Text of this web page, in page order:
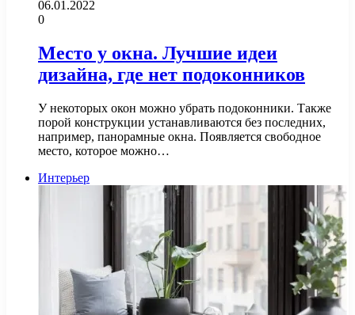
06.01.2022
0
Место у окна. Лучшие идеи
дизайна, где нет подоконников
У некоторых окон можно убрать подоконники. Также
порой конструкции устанавливаются без последних,
например, панорамные окна. Появляется свободное
место, которое можно…
Интерьер